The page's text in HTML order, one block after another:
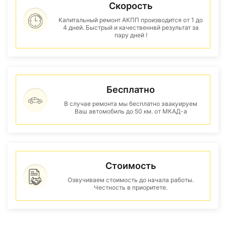
Скорость
Капитальный ремонт АКПП производится от 1 до
4 дней. Быстрый и качественнвй результат за
пару дней !
Бесплатно
В случае ремонта мы бесплатно эвакуируем
Ваш автомобиль до 50 км. от МКАД-а
Стоимость
Озвучиваем стоимость до начала работы.
Честность в приоритете.